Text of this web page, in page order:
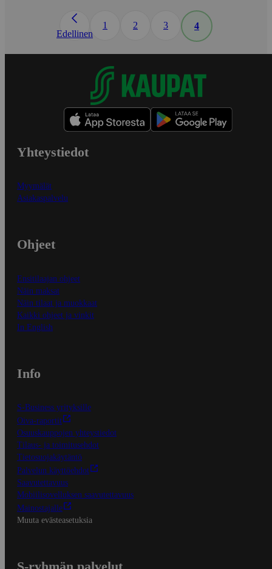
Edellinen
1 2 3 4
Yhteystiedot
Myymälät
Asiakaspalvelu
Ohjeet
Ensitilaajan ohjeet
Näin maksat
Näin tilaat ja muokkaat
Kaikki ohjeet ja vinkit
In English
Info
S-Business yrityksille
Oiva-raportit
Osuuskauppojen yhteystiedot
Tilaus- ja toimitusehdot
Tietosuojakäytäntö
Palvelun käyttöehdot
Saavutettavuus
Mobiilisovelluksen saavutettavuus
Mainostajalle
Muuta evästeasetuksia